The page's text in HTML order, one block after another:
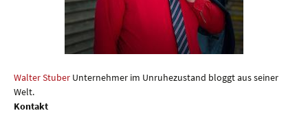
Walter Stuber Unternehmer im Unruhezustand bloggt aus seiner
Welt.
Kontakt